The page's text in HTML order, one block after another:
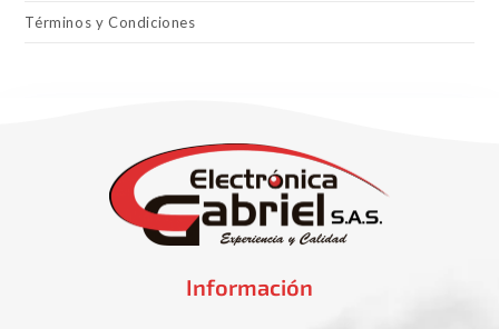
Términos y Condiciones
Información